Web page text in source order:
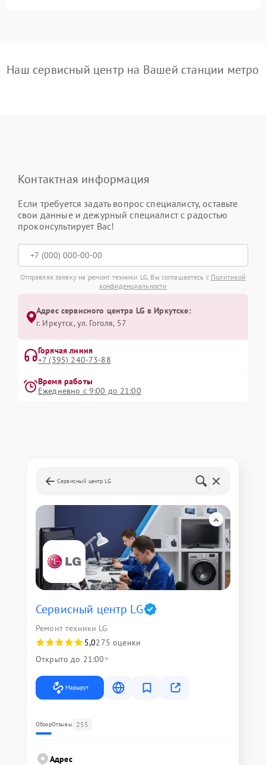
Наш сервисный центр на Вашей станции метро
Контактная информация
Если требуется задать вопрос специалисту, оставьте
свои данные и дежурный специалист с радостью
проконсультирует Вас!
Отправляя заявку на ремонт техники LG, Вы соглашаетесь с Политикой
конфиденциальности
Адрес сервисного центра LG в Иркутске:
г. Иркутск, ул. ​Гоголя, 57
Горячая линия
+7 (395) 240-73-88
Время работы
Ежедневно с 9:00 до 21:00
Сервисный центр LG
Сервисный центр LG
Ремонт техники LG
5,0275 оценки
Открыто до 21:00
Маршрут
ОбзорОтзывы 255
Адрес